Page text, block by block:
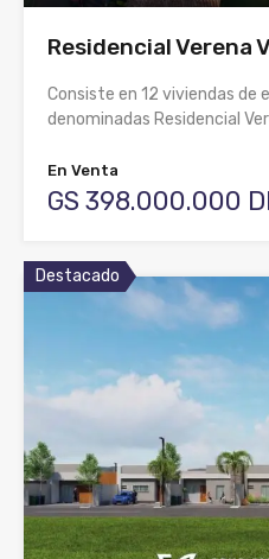
Residencial Verena
Consiste en 12 viviendas de
denominadas Residencial
En Venta
GS 398.000.000
Destacado